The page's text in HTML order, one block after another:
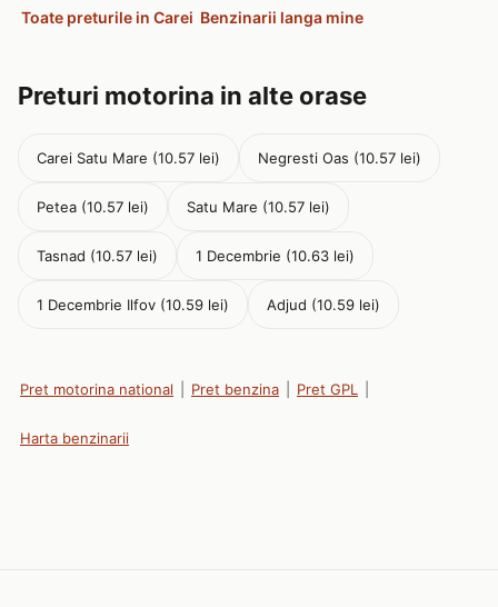
Toate preturile in Carei Benzinarii langa mine
Preturi motorina in alte orase
Carei Satu Mare (10.57 lei) Negresti Oas (10.57 lei)
Petea (10.57 lei) Satu Mare (10.57 lei)
Tasnad (10.57 lei) 1 Decembrie (10.63 lei)
1 Decembrie Ilfov (10.59 lei) Adjud (10.59 lei)
Pret motorina national Pret benzina Pret GPL
Harta benzinarii